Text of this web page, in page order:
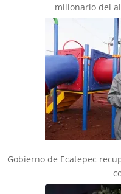
millonario del
Gobierno de Ecatepec